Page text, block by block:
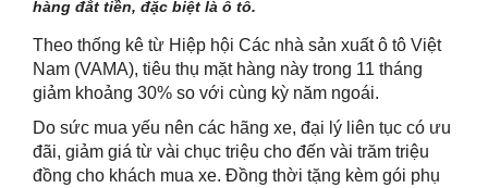
hàng đắt tiền, đặc biệt là ô tô.
Theo thống kê từ Hiệp hội Các nhà sản xuất ô tô Việt
Nam (VAMA), tiêu thụ mặt hàng này trong 11 tháng
giảm khoảng 30% so với cùng kỳ năm ngoái.
Do sức mua yếu nên các hãng xe, đại lý liên tục có ưu
đãi, giảm giá từ vài chục triệu cho đến vài trăm triệu
đồng cho khách mua xe. Đồng thời tặng kèm gói phụ